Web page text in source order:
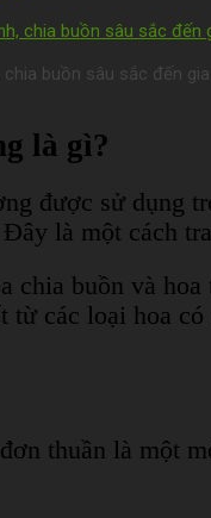
buồn sâu sắc đến
là gì?
được sử dụng
là một cách
chia buồn và
từ các loại hoa
thuần là một